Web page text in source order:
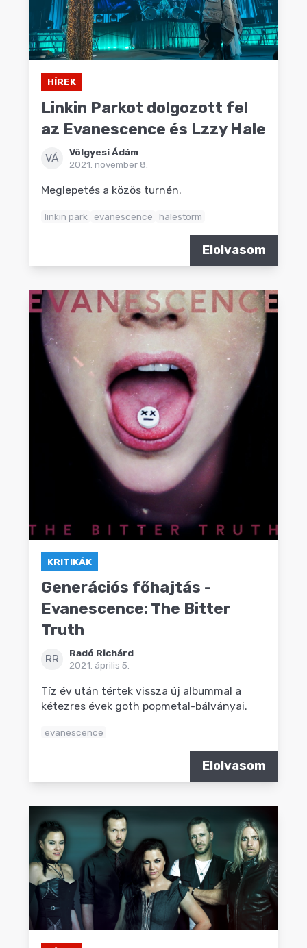
HÍREK
Linkin Parkot dolgozott fel
az Evanescence és Lzzy Hale
VÁ
Völgyesi Ádám
2021. november 8.
Meglepetés a közös turnén.
linkin park evanescence halestorm
Elolvasom
KRITIKÁK
Generációs főhajtás -
Evanescence: The Bitter
Truth
RR
Radó Richárd
2021. április 5.
Tíz év után tértek vissza új albummal a
kétezres évek goth popmetal-bálványai.
evanescence
Elolvasom